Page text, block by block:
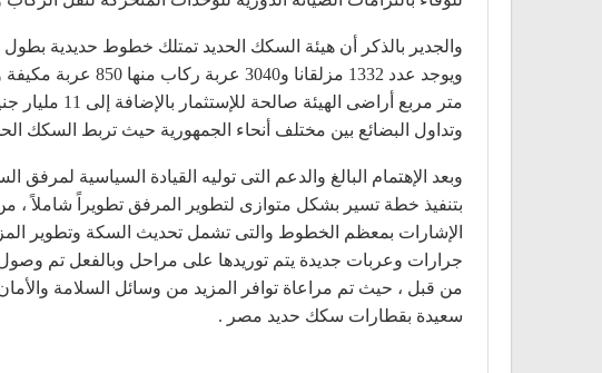
وتداول البضائع بين مختلف أنحاء الجمهورية حيث تربط السكك
وبعد الإهتمام البالغ والدعم التى توليه القيادة السياسية
بتنفيذ خطة تسير بشكل متوازى لتطوير المرفق تطويراً شاملاً ،
الإشارات بمعظم الخطوط والتى تشمل تحديث السكة وتطوير
من قبل ، حيث تم مراعاة توافر المزيد من وسائل السلامة
سعيدة بقطارات سكك حديد مصر .